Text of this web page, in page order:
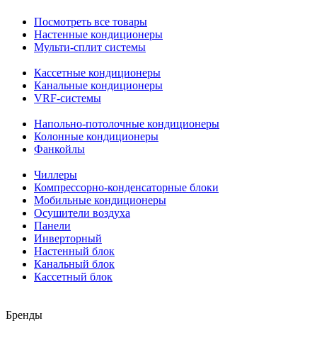
Посмотреть все товары
Настенные кондиционеры
Мульти-сплит системы
Кассетные кондиционеры
Канальные кондиционеры
VRF-системы
Напольно-потолочные кондиционеры
Колонные кондиционеры
Фанкойлы
Чиллеры
Компрессорно-конденсаторные блоки
Мобильные кондиционеры
Осушители воздуха
Панели
Инверторный
Настенный блок
Канальный блок
Кассетный блок
Бренды